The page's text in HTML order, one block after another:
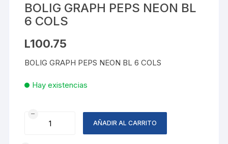
BOLIG GRAPH PEPS NEON BL
6 COLS
L100.75
BOLIG GRAPH PEPS NEON BL 6 COLS
Hay existencias
BOLIG
GRAPH
AÑADIR AL CARRITO